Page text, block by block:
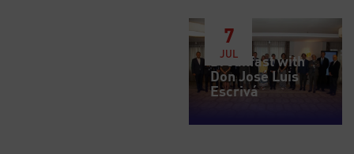
7
JUL
Breakfast with
Don José Luis
Escrivá